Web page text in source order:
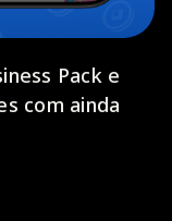
Pack e
com ainda